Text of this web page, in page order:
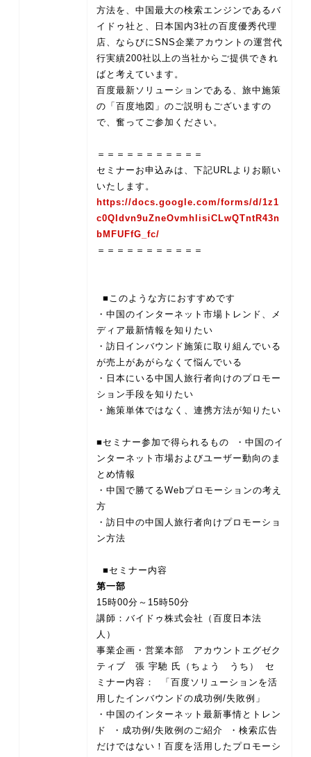
方法を、中国最大の検索エンジンであるバ
イドゥ社と、日本国内3社の百度優秀代理
店、ならびにSNS企業アカウントの運営代
行実績200社以上の当社からご提供できれ
ばと考えています。
百度最新ソリューションである、旅中施策
の「百度地図」のご説明もございますの
で、奮ってご参加ください。
＝＝＝＝＝＝＝＝＝＝＝
セミナーお申込みは、下記URLよりお願い
https://docs.google.com/forms/d/1z1
c0QIdvn9uZneOvmhlisiCLwQTntR43n
bMFUFfG_fc/
＝＝＝＝＝＝＝＝＝＝＝
■このような方におすすめです
・中国のインターネット市場トレンド、メ
ディア最新情報を知りたい
・訪日インバウンド施策に取り組んでいる
が売上があがらなくて悩んでいる
・日本にいる中国人旅行者向けのプロモー
ション手段を知りたい
・施策単体ではなく、連携方法が知りたい
■セミナー参加で得られるもの ・中国のイ
ンターネット市場およびユーザー動向のま
とめ情報
・中国で勝てるWebプロモーションの考え
方
・訪日中の中国人旅行者向けプロモーショ
ン方法
第一部
15時00分～15時50分
講師：バイドゥ株式会社（百度日本法
人）
事業企画・営業本部 アカウントエグゼク
ティブ 張 宇馳 氏（ちょう うち） セ
ミナー内容： 「百度ソリューションを活
用したインバウンドの成功例/失敗例」
・中国のインターネット最新事情とトレン
ド ・成功例/失敗例のご紹介 ・検索広告
だけではない！百度を活用したプロモーシ